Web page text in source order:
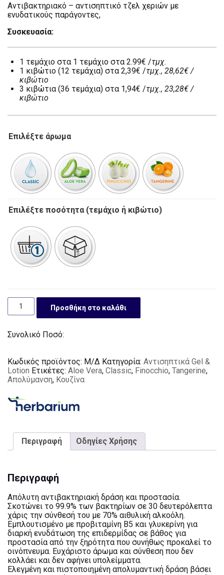
Αντιβακτηριακό – αντισηπτικό τζελ χεριών με
ενυδατικούς παράγοντες,
Συσκευασία:
1 τεμάχιο στα 1 τεμάχιο στα 2.99€ /τμχ.
1 κιβώτιο (12 τεμάχια) στα 2,39€ /τμχ., 28,62€ /
κιβώτιο
3 κιβώτια (36 τεμάχια) στα 1,94€ /τμχ., 23,28€ /
κιβώτιο
Επιλέξτε άρωμα
Επιλέξτε ποσότητα (τεμάχιο ή κιβώτιο)
Προσθήκη στο καλάθι
Συνολικό Ποσό:
Κωδικός προϊόντος: Μ/Δ Κατηγορία: Αντισηπτικά Gel &
Lotion Ετικέτες: Aloe Vera, Classic, Finocchio, Tangerine,
Απολύμανση, Κουζίνα
Περιγραφή Οδηγίες Χρήσης
Περιγραφή
Απόλυτη αντιβακτηριακή δράση και προστασία.
Σκοτώνει το 99.9% των βακτηρίων σε 30 δευτερόλεπτα
χάρις την σύνθεσή του με 70% αιθυλική αλκοόλη.
Εμπλουτισμένο με προβιταμίνη Β5 και γλυκερίνη για
διαρκή ενυδάτωση της επιδερμίδας σε βάθος για
προστασία από την ξηρότητα που συνήθως προκαλεί το
οινόπνευμα. Ευχάριστο άρωμα και σύνθεση που δεν
κολλάει και δεν αφήνει υπολείμματα.
Ελεγμένη και πιστοποιημένη απολυμαντική δράση βάσει